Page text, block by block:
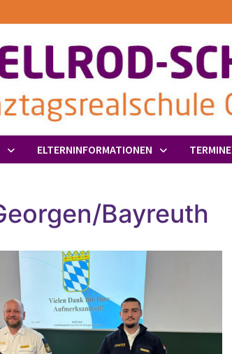
ELTERNINFORMATIONEN TERMINE
Bayreuth